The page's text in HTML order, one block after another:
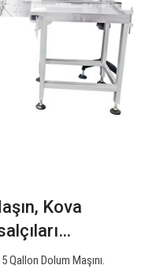
Kova
Qallon Dolum Maşını.